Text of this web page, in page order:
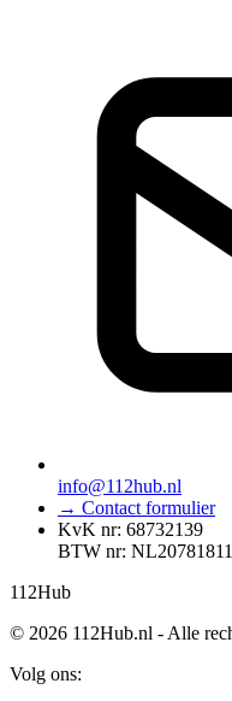
info@112hub.nl
→ Contact formulier
KvK nr: 68732139
BTW nr:
112Hub
© 2026 112Hub.nl - Alle
Volg ons: